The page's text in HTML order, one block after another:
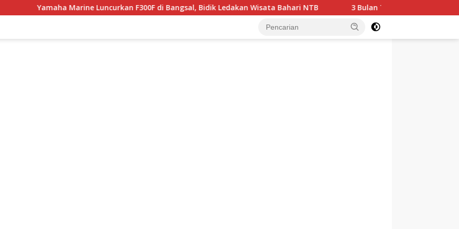
Marine Luncurkan F300F di Bangsal, Bidik Ledakan Wisata Bahari NTB 3 Bulan Tanpa Air, Warga Bertahan di Tengah